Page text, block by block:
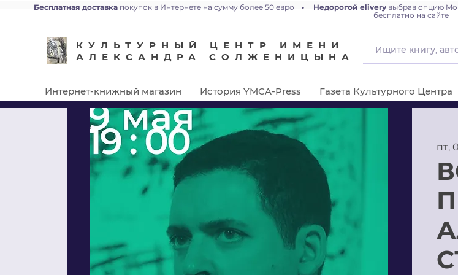
КУЛЬТУРНЫЙ ЦЕНТР ИМЕНИ
АЛЕКСАНДРА СОЛЖЕНИЦЫНА
Интернет-книжный магазин История YMCA-Press Газета Культурного Центра
пт,
Бесплатная доставка покупок в Интернете на сумму более 50 евро • Недорогой elivery выбрав опцию
бесплатно на сайте